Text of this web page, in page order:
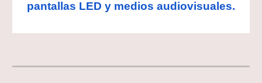
pantallas LED y medios audiovisuales.